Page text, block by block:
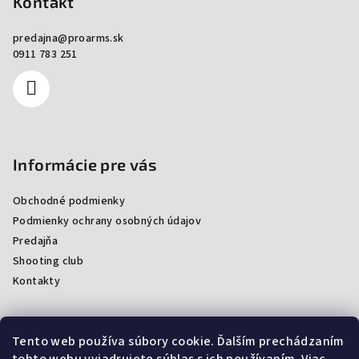
Tento web používa súbory cookie. Ďalším prechádzaním
predajna@proarms.sk
0911 783 251
Informácie pre vás
Obchodné podmienky
Podmienky ochrany osobných údajov
Predajňa
Shooting club
Kontakty
Facebook